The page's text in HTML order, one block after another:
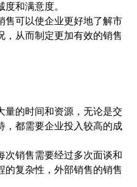
和满意度。
售可以使企业更好地了解市
，从而制定更加有效的销售
量的时间和资源，无论是交
，都需要企业投入较高的成
次销售需要经过多次面谈和
的复杂性，外部销售的销售